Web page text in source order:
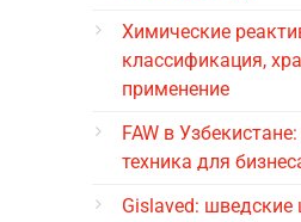
Химические
классификация,
применение
FAW в
техника для
Gislaved: